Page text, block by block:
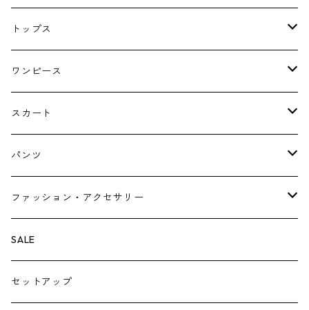
コート
ジャケット
トップス
ブラウス・シャツ
Tシャツ・スウェット・パーカー
ニット・カーディガン
ベスト・ジレ
ワンピース
キャミソールワンピース
ジャンパースカート
スカート
ペチスカート
パンツ
レギンス
ペチパンツ
サロペット
ファッション・アクセサリー
バック
トートバック
シューズ
SALE
セットアップ